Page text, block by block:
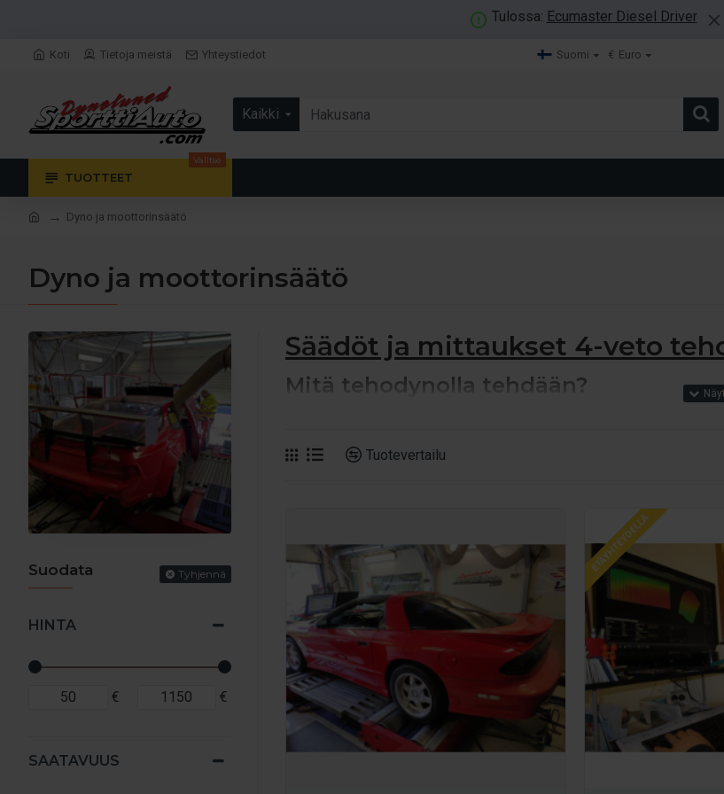
Tulossa: Ecumaster Diesel Driver
Koti Tietoja meistä Yhteystiedot Suomi € Euro
Kaikki
TUOTTEET
Valitse
Dyno ja moottorinsäätö
Dyno ja moottorinsäätö
Suodata Tyhjennä
HINTA
€ €
SAATAVUUS
Säädöt ja mittaukset 4-veto
Mitä tehodynolla tehdään?
anturien avulla. Dyno Dynamics dynossa voidaan kuormittaa
Säätämällä tehoa 0 - 2500 hv
Varmista, että tekemäsi viritys on onnistunut ja säädöt ovat
aiheuttama konerikon uhka. Molemmat selviävät dynamometrillä
Säädämme ja mittaamme 2- ja 4-vetoiset katu- ja kilpa-autot,
Dynamics alustadynamometrillä.
Miksi tulla Sporttiauton 2018
Sporttiauton 2018 uudistettu Dyno Dynamics dynamometri on uusinta
säätöön tarkoitettu ja jatkuvalla tehon mittauksella varustettu
Tuotevertailu
ETÄYHTEYDELLÄ